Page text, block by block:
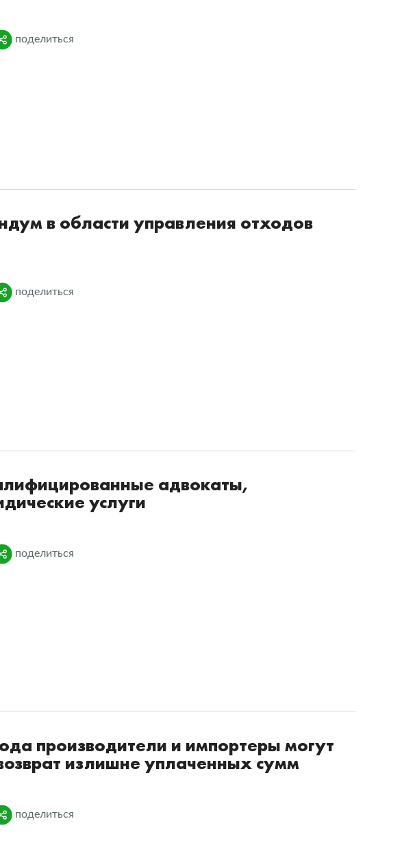
Поделиться
поделиться
в области управления отходов
Поделиться
поделиться
адвокаты,
услуги
Поделиться
поделиться
производители и импортеры могут
излишне уплаченных сумм
Поделиться
поделиться